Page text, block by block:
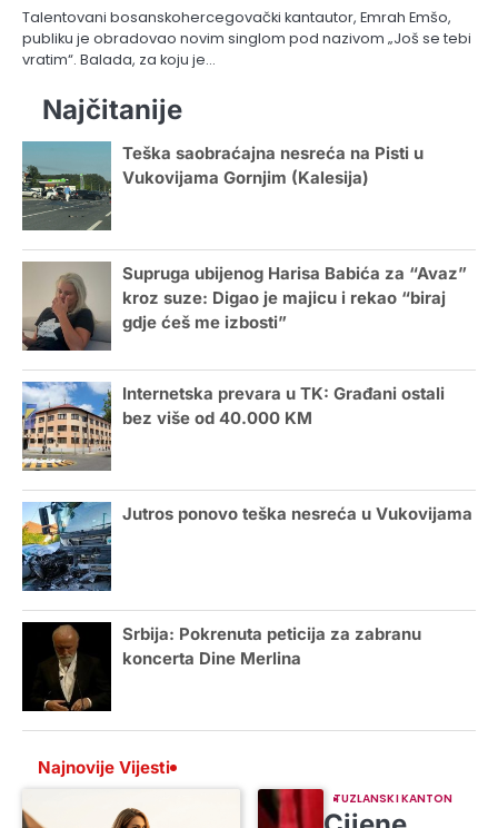
Talentovani bosanskohercegovački kantautor, Emrah Emšo,
publiku je obradovao novim singlom pod nazivom „Još se tebi
vratim“. Balada, za koju je…
Najčitanije
Teška saobraćajna nesreća na Pisti u
Vukovijama Gornjim (Kalesija)
Supruga ubijenog Harisa Babića za “Avaz”
kroz suze: Digao je majicu i rekao “biraj
gdje ćeš me izbosti”
Internetska prevara u TK: Građani ostali
bez više od 40.000 KM
Jutros ponovo teška nesreća u Vukovijama
Srbija: Pokrenuta peticija za zabranu
koncerta Dine Merlina
Najnovije Vijesti
TUZLANSKI KANTON